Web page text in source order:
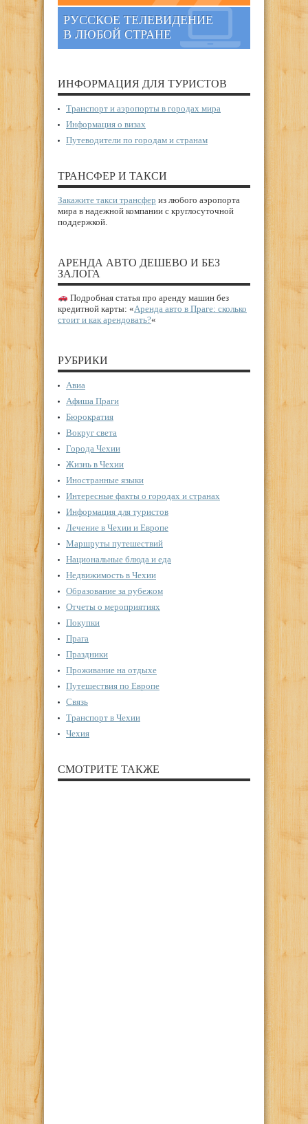
РУССКОЕ ТЕЛЕВИДЕНИЕ
В ЛЮБОЙ СТРАНЕ
ИНФОРМАЦИЯ ДЛЯ ТУРИСТОВ
Транспорт и аэропорты в городах мира
Информация о визах
Путеводители по городам и странам
ТРАНСФЕР И ТАКСИ
Закажите такси трансфер из любого аэропорта
мира в надежной компании с круглосуточной
поддержкой.
АРЕНДА АВТО ДЕШЕВО И БЕЗ
ЗАЛОГА
Подробная статья про аренду машин без
кредитной карты: «Аренда авто в Праге: сколько
стоит и как арендовать?«
РУБРИКИ
Авиа
Афиша Праги
Бюрократия
Вокруг света
Города Чехии
Жизнь в Чехии
Иностранные языки
Интересные факты о городах и странах
Информация для туристов
Лечение в Чехии и Европе
Маршруты путешествий
Национальные блюда и еда
Недвижимость в Чехии
Образование за рубежом
Отчеты о мероприятиях
Покупки
Прага
Праздники
Проживание на отдыхе
Путешествия по Европе
Связь
Транспорт в Чехии
Чехия
СМОТРИТЕ ТАКЖЕ